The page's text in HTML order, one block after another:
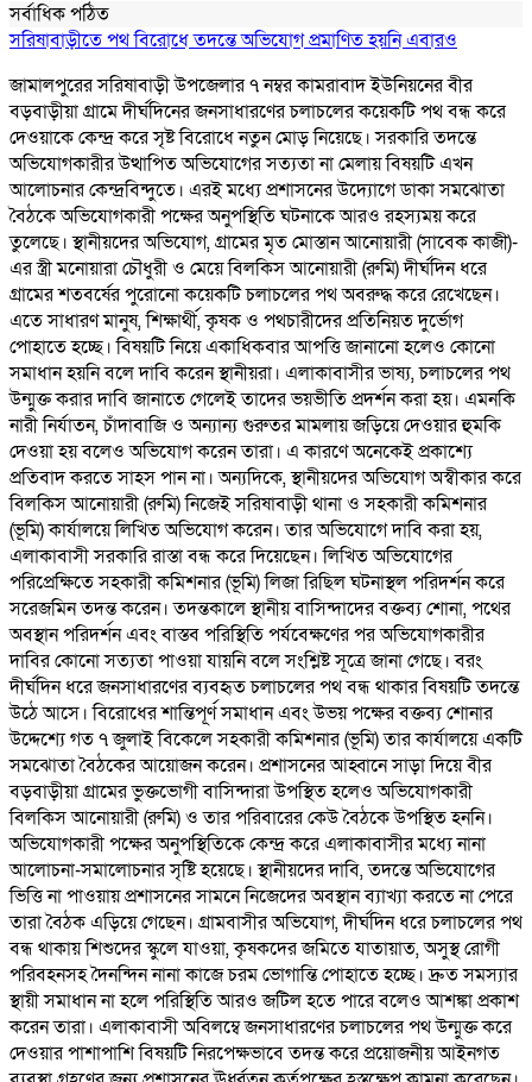
সর্বাধিক পঠিত
সরিষাবাড়ীতে পথ বিরোধে তদন্তে অভিযোগ প্রমাণিত হয়নি এবারও
জামালপুরের সরিষাবাড়ী উপজেলার ৭ নম্বর কামরাবাদ ইউনিয়নের বীর
বড়বাড়ীয়া গ্রামে দীর্ঘদিনের জনসাধারণের চলাচলের কয়েকটি পথ বন্ধ করে
দেওয়াকে কেন্দ্র করে সৃষ্ট বিরোধে নতুন মোড় নিয়েছে। সরকারি তদন্তে
অভিযোগকারীর উত্থাপিত অভিযোগের সত্যতা না মেলায় বিষয়টি এখন
আলোচনার কেন্দ্রবিন্দুতে। এরই মধ্যে প্রশাসনের উদ্যোগে ডাকা সমঝোতা
বৈঠকে অভিযোগকারী পক্ষের অনুপস্থিতি ঘটনাকে আরও রহস্যময় করে
তুলেছে। স্থানীয়দের অভিযোগ, গ্রামের মৃত মোস্তান আনোয়ারী (সাবেক কাজী)-
এর স্ত্রী মনোয়ারা চৌধুরী ও মেয়ে বিলকিস আনোয়ারী (রুমি) দীর্ঘদিন ধরে
গ্রামের শতবর্ষের পুরোনো কয়েকটি চলাচলের পথ অবরুদ্ধ করে রেখেছেন।
এতে সাধারণ মানুষ, শিক্ষার্থী, কৃষক ও পথচারীদের প্রতিনিয়ত দুর্ভোগ
পোহাতে হচ্ছে। বিষয়টি নিয়ে একাধিকবার আপত্তি জানানো হলেও কোনো
সমাধান হয়নি বলে দাবি করেন স্থানীয়রা। এলাকাবাসীর ভাষ্য, চলাচলের পথ
উন্মুক্ত করার দাবি জানাতে গেলেই তাদের ভয়ভীতি প্রদর্শন করা হয়। এমনকি
নারী নির্যাতন, চাঁদাবাজি ও অন্যান্য গুরুতর মামলায় জড়িয়ে দেওয়ার হুমকি
দেওয়া হয় বলেও অভিযোগ করেন তারা। এ কারণে অনেকেই প্রকাশ্যে
প্রতিবাদ করতে সাহস পান না। অন্যদিকে, স্থানীয়দের অভিযোগ অস্বীকার করে
বিলকিস আনোয়ারী (রুমি) নিজেই সরিষাবাড়ী থানা ও সহকারী কমিশনার
(ভূমি) কার্যালয়ে লিখিত অভিযোগ করেন। তার অভিযোগে দাবি করা হয়,
এলাকাবাসী সরকারি রাস্তা বন্ধ করে দিয়েছেন। লিখিত অভিযোগের
পরিপ্রেক্ষিতে সহকারী কমিশনার (ভূমি) লিজা রিছিল ঘটনাস্থল পরিদর্শন করে
সরেজমিন তদন্ত করেন। তদন্তকালে স্থানীয় বাসিন্দাদের বক্তব্য শোনা, পথের
অবস্থান পরিদর্শন এবং বাস্তব পরিস্থিতি পর্যবেক্ষণের পর অভিযোগকারীর
দাবির কোনো সত্যতা পাওয়া যায়নি বলে সংশ্লিষ্ট সূত্রে জানা গেছে। বরং
দীর্ঘদিন ধরে জনসাধারণের ব্যবহৃত চলাচলের পথ বন্ধ থাকার বিষয়টি তদন্তে
উঠে আসে। বিরোধের শান্তিপূর্ণ সমাধান এবং উভয় পক্ষের বক্তব্য শোনার
উদ্দেশ্যে গত ৭ জুলাই বিকেলে সহকারী কমিশনার (ভূমি) তার কার্যালয়ে একটি
সমঝোতা বৈঠকের আয়োজন করেন। প্রশাসনের আহ্বানে সাড়া দিয়ে বীর
বড়বাড়ীয়া গ্রামের ভুক্তভোগী বাসিন্দারা উপস্থিত হলেও অভিযোগকারী
বিলকিস আনোয়ারী (রুমি) ও তার পরিবারের কেউ বৈঠকে উপস্থিত হননি।
অভিযোগকারী পক্ষের অনুপস্থিতিকে কেন্দ্র করে এলাকাবাসীর মধ্যে নানা
আলোচনা-সমালোচনার সৃষ্টি হয়েছে। স্থানীয়দের দাবি, তদন্তে অভিযোগের
ভিত্তি না পাওয়ায় প্রশাসনের সামনে নিজেদের অবস্থান ব্যাখ্যা করতে না পেরে
তারা বৈঠক এড়িয়ে গেছেন। গ্রামবাসীর অভিযোগ, দীর্ঘদিন ধরে চলাচলের পথ
বন্ধ থাকায় শিশুদের স্কুলে যাওয়া, কৃষকদের জমিতে যাতায়াত, অসুস্থ রোগী
পরিবহনসহ দৈনন্দিন নানা কাজে চরম ভোগান্তি পোহাতে হচ্ছে। দ্রুত সমস্যার
স্থায়ী সমাধান না হলে পরিস্থিতি আরও জটিল হতে পারে বলেও আশঙ্কা প্রকাশ
করেন তারা। এলাকাবাসী অবিলম্বে জনসাধারণের চলাচলের পথ উন্মুক্ত করে
দেওয়ার পাশাপাশি বিষয়টি নিরপেক্ষভাবে তদন্ত করে প্রয়োজনীয় আইনগত